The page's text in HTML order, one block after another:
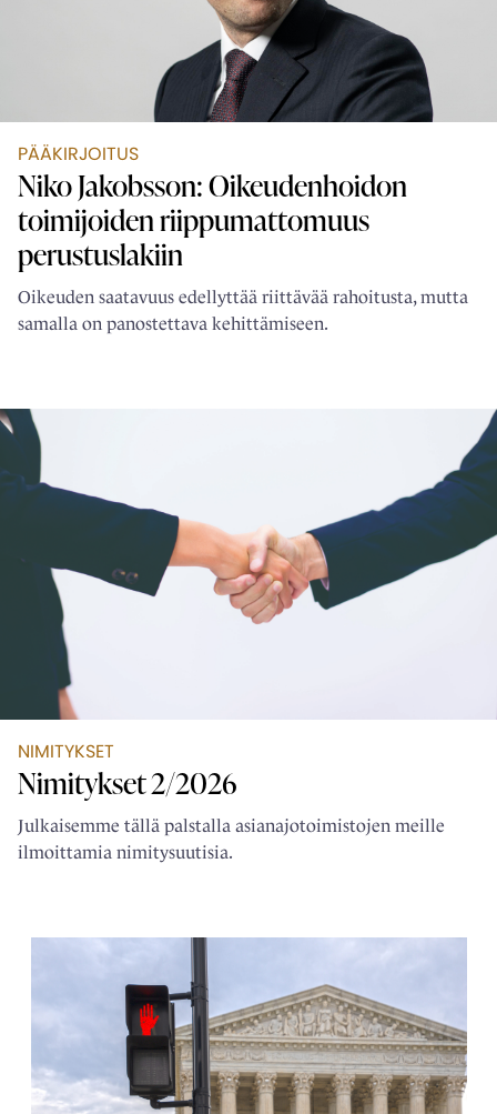
PÄÄKIRJOITUS
Niko Jakobsson: Oikeudenhoidon
toimijoiden ­riippumattomuus
perustuslakiin
Oikeuden saatavuus edellyttää riittävää rahoitusta, mutta
samalla on panostettava kehittämiseen.
NIMITYKSET
Nimitykset 2/2026
Julkaisemme tällä palstalla asianajotoimistojen meille
ilmoittamia nimitysuutisia.